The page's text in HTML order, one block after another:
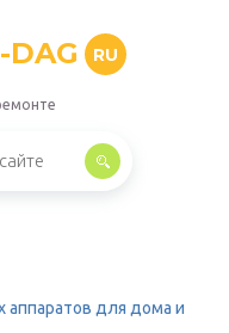
DAG RU
аппаратов для дома и